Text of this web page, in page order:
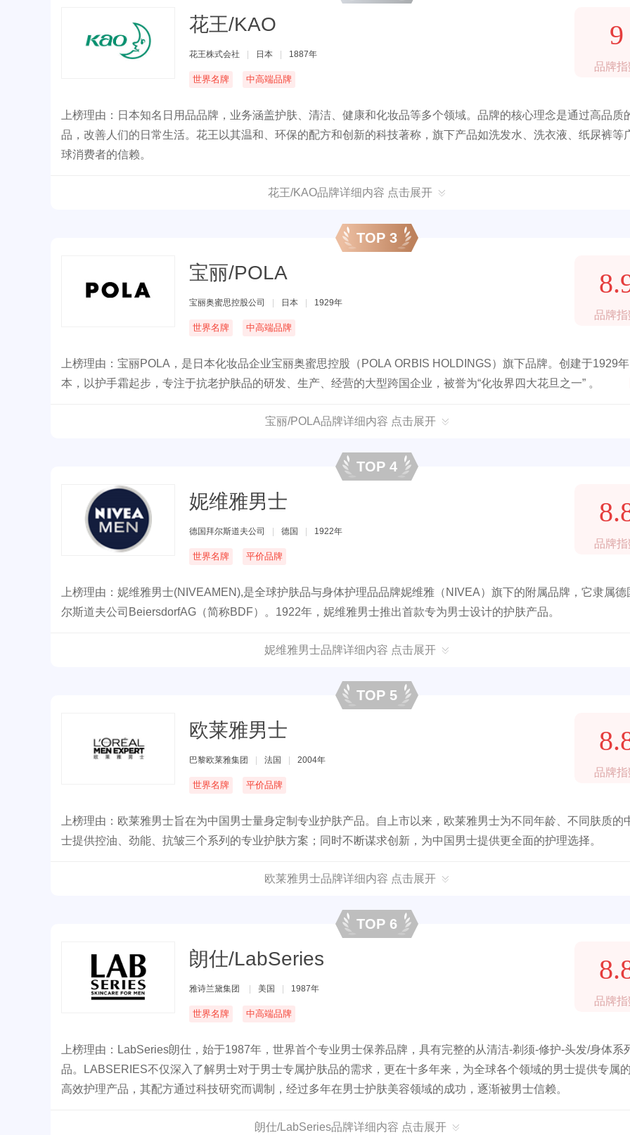
花王/KAO
花王株式会社 日本 1887年
世界名牌 中高端品牌
9
品牌指
上榜理由：日本知名日用品品牌，业务涵盖护肤、清洁、健康和化妆品等多个领域。品牌的核心理念是通过高品质
品，改善人们的日常生活。花王以其温和、环保的配方和创新的科技著称，旗下产品如洗发水、洗衣液、纸尿裤等
球消费者的信赖。
花王/KAO品牌详细内容 点击展开
TOP 3
宝丽/POLA
宝丽奥蜜思控股公司 日本 1929年
世界名牌 中高端品牌
品牌指
上榜理由：宝丽POLA，是日本化妆品企业宝丽奥蜜思控股（POLA ORBIS HOLDINGS）旗下品牌。创建于1929年
本，以护手霜起步，专注于抗老护肤品的研发、生产、经营的大型跨国企业，被誉为“化妆界四大花旦之一” 。
宝丽/POLA品牌详细内容 点击展开
TOP 4
妮维雅男士
德国拜尔斯道夫公司 德国 1922年
世界名牌 平价品牌
品牌指
上榜理由：妮维雅男士(NIVEAMEN),是全球护肤品与身体护理品品牌妮维雅（NIVEA）旗下的附属品牌，它隶属德
尔斯道夫公司BeiersdorfAG（简称BDF）。1922年，妮维雅男士推出首款专为男士设计的护肤产品。
妮维雅男士品牌详细内容 点击展开
TOP 5
欧莱雅男士
巴黎欧莱雅集团 法国 2004年
世界名牌 平价品牌
品牌指
上榜理由：欧莱雅男士旨在为中国男士量身定制专业护肤产品。自上市以来，欧莱雅男士为不同年龄、不同肤质的
士提供控油、劲能、抗皱三个系列的专业护肤方案；同时不断谋求创新，为中国男士提供更全面的护理选择。
欧莱雅男士品牌详细内容 点击展开
TOP 6
朗仕/LabSeries
雅诗兰黛集团 美国 1987年
世界名牌 中高端品牌
品牌指
上榜理由：LabSeries朗仕，始于1987年，世界首个专业男士保养品牌，具有完整的从清洁-剃须-修护-头发/身体系
品。LABSERIES不仅深入了解男士对于男士专属护肤品的需求，更在十多年来，为全球各个领域的男士提供专属
高效护理产品，其配方通过科技研究而调制，经过多年在男士护肤美容领域的成功，逐渐被男士信赖。
朗仕/LabSeries品牌详细内容 点击展开